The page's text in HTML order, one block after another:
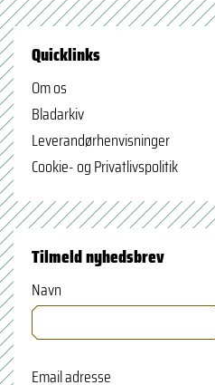
Quicklinks
Om os
Bladarkiv
Leverandørhenvisninger
Cookie- og Privatlivspolitik
Tilmeld nyhedsbrev
Navn
Email adresse